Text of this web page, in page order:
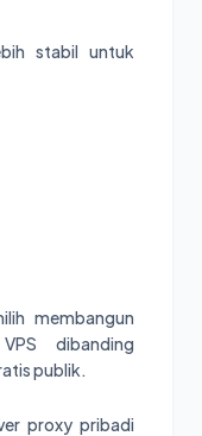
stabil untuk
membangun
dibanding
publik.
proxy pribadi